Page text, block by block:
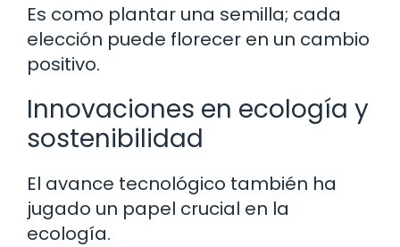
Es como plantar una semilla; cada
elección puede florecer en un cambio
positivo.
Innovaciones en ecología y
sostenibilidad
El avance tecnológico también ha
jugado un papel crucial en la
ecología.